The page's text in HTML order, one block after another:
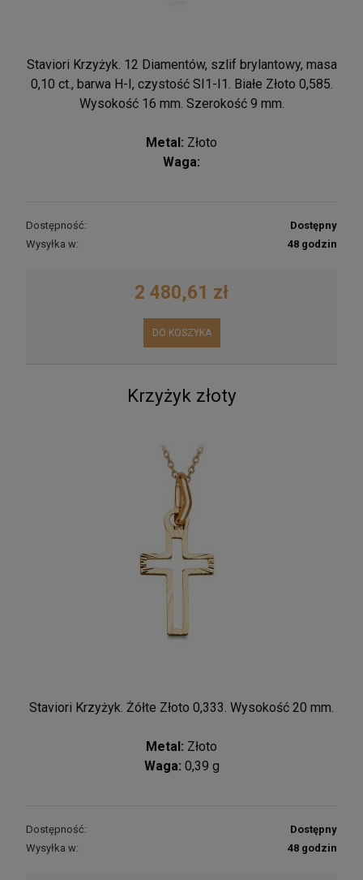
Staviori Krzyżyk. 12 Diamentów, szlif brylantowy, masa
0,10 ct., barwa H-I, czystość SI1-I1. Białe Złoto 0,585.
Wysokość 16 mm. Szerokość 9 mm.
Metal: Złoto
Waga:
Dostępność:
Dostępny
Wysyłka w:
48 godzin
2 480,61 zł
DO KOSZYKA
Krzyżyk złoty
Staviori Krzyżyk. Żółte Złoto 0,333. Wysokość 20 mm.
Metal: Złoto
Waga: 0,39 g
Dostępność:
Dostępny
Wysyłka w:
48 godzin